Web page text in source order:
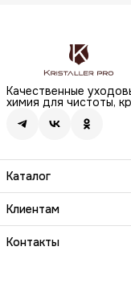
Качественные
химия для чистоты,
Каталог
Бренды
Волосы
Макияж
Клиентам
О компании
Реквизиты
Контакты